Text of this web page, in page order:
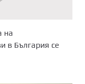
на
в България се